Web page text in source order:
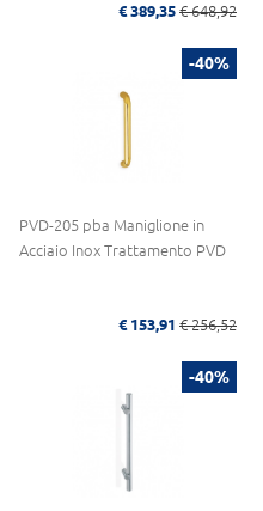
€ 389,35 € 648,92
-40%
PVD-205 pba Maniglione in
Acciaio Inox Trattamento PVD
€ 153,91 € 256,52
-40%